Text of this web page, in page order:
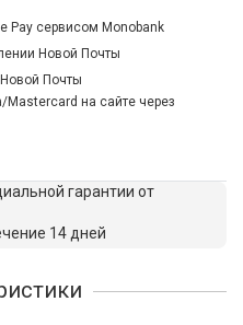
Pay сервисом Monobank
Новой Почты
Почты
Mastercard на сайте через
гарантии от
14 дней